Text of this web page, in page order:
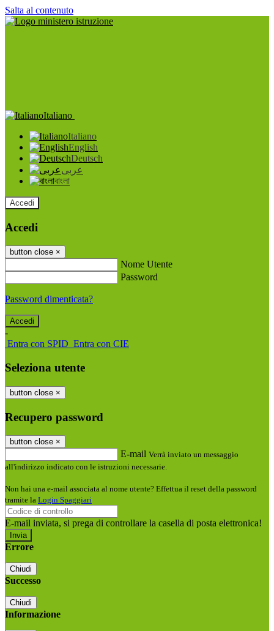
Salta al contenuto
Italiano
Italiano
English
Deutsch
عربى
বাংলা
Accedi
Accedi
button close ×
Nome Utente
Password
Password dimenticata?
-
Entra con SPID Entra con CIE
Seleziona utente
button close ×
Recupero password
button close ×
E-mail Verrà inviato un messaggio
all'indirizzo indicato con le istruzioni necessarie.
Non hai una e-mail associata al nome utente? Effettua il reset della password
tramite la Login Spaggiari
E-mail inviata, si prega di controllare la casella di posta elettronica!
Errore
Chiudi
Successo
Chiudi
Informazione